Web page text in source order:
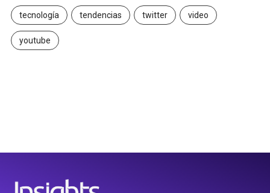
tecnología tendencias twitter video
youtube